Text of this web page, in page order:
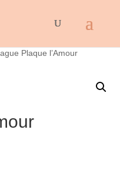
Plaque l’Amour